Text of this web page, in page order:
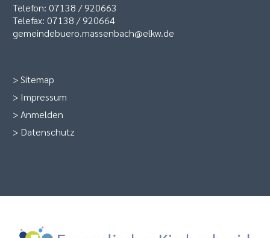
Telefon: 07138 / 920663
Telefax: 07138 / 920664
gemeindebuero.massenbach@elkw.de
>Sitemap
> Impressum
>Anmelden
> Datenschutz